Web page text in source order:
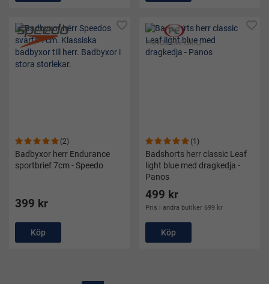
(2)
Badbyxor herr Endurance
sportbrief 7cm - Speedo
399 kr
Köp
(1)
Badshorts herr classic Leaf
light blue med dragkedja -
Panos
499 kr
Pris i andra butiker 699 kr
Köp